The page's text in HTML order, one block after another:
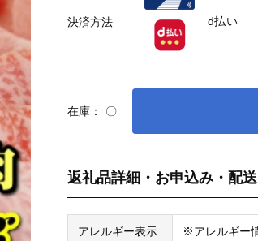
在庫： 〇
返礼品詳細・お申込み・配送
アレルギー表示
※アレルギー
決済方法 d払い